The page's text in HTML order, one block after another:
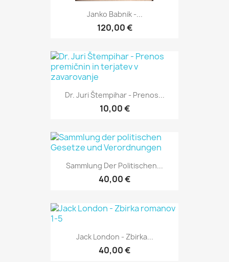
Janko Babnik -...
120,00 €
Dr. Juri Štempihar - Prenos...
10,00 €
Sammlung Der Politischen...
40,00 €
Jack London - Zbirka...
40,00 €